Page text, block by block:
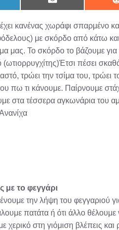
Share
on
κανένας χωράφι σπαρμένο
με σκόρδο από κάτω και
μας. Το σκόρδο το βάζουμε για
πέσει
τρώει την τσίμα του, τρώει
πω τι κάνουμε. Παίρνουμε
στα τέσσερα αγκωνάρια του
με το φεγγάρι
την λήψη του φεγγαριού
πατάτα ή ότι άλλο θέλουμε
στη γιόμιση βλέπεις και